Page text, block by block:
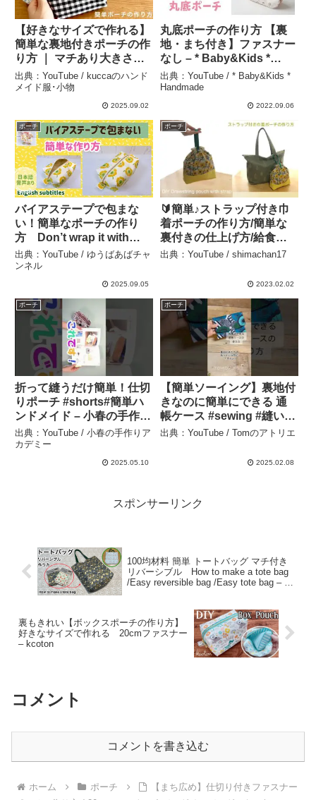
【好きなサイズで作れる】
簡単な裏地付きポーチの作
り方 ｜ マチあり大きさ自
由 ｜ 初心者さんにもおす
すめ！ – kuccaのハンドメ
出典：YouTube / kuccaのハンド
メイド服･小物
2025.09.02
丸底ポーチの作り方 【裏
地・まち付き】ファスナー
なし – * Baby&Kids *
Handmade
出典：YouTube / * Baby&Kids *
Handmade
2022.09.06
ポーチ
バイアステープで包まな
い！簡単なポーチの作り
方 Don’t wrap it with
bias tape! How to make a
simple pouch – ゆうばあ
出典：YouTube / ゆうばあばチャ
ンネル
2025.09.05
ポーチ
🔰簡単♪ストラップ付き巾
着ポーチの作り方/簡単な
裏付きの仕上げ方/給食袋/
ご入園ご入学/DIY
strap ［shimachan17］
出典：YouTube / shimachan17
2023.02.02
ポーチ
折って縫うだけ簡単！仕切
りポーチ #shorts#簡単ハ
ンドメイド – 小春の手作り
アカデミー
出典：YouTube / 小春の手作りア
カデミー
2025.05.10
ポーチ
【簡単ソーイング】裏地付
きなのに簡単にできる 通
帳ケース #sewing #縫い方
#ポーチ作り方 #簡単ソー
方 #簡単レシピ – Tomのア
出典：YouTube / Tomのアトリエ
2025.02.08
スポンサーリンク
100均材料 簡単 トートバッグ マチ付き
リバーシブル How to make a tote bag
/Easy reversible bag /Easy tote bag – も
裏もきれい【ボックスポーチの作り方】
好きなサイズで作れる 20cmファスナー
– kcoton
コメント
コメントを書き込む
ホーム ポーチ
【まち広め】仕切り付きファスナー